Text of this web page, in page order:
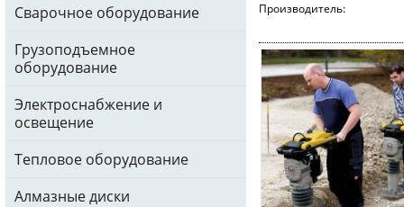
Сварочное оборудование
Грузоподъемное
оборудование
Электроснабжение и
освещение
Тепловое оборудование
Алмазные диски
Производитель: